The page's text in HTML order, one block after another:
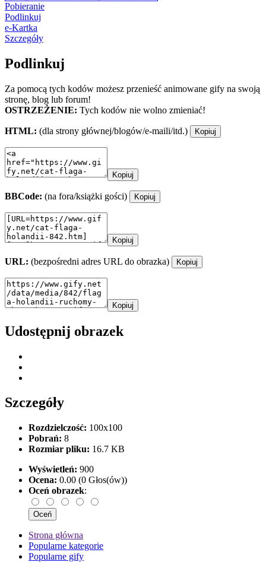
Pobieranie
Podlinkuj
e-Kartka
Szczegóły
Podlinkuj
Za pomocą tych kodów możesz przenieść animowane gify na swoją
stronę, blog lub forum!
OSTRZEŻENIE: Tych kodów nie wolno zmieniać!
HTML: (dla strony głównej/blogów/e-maili/itd.) Kopiuj
Kopiuj
BBCode: (na fora/książki gości) Kopiuj
Kopiuj
URL: (bezpośredni adres URL do obrazka) Kopiuj
Kopiuj
Udostępnij obrazek
Szczegóły
Rozdzielczość: 100x100
Pobrań: 8
Rozmiar pliku: 16.7 KB
Wyświetleń: 900
Ocena: 0.00 (0 Głos(ów))
Oceń obrazek:
Strona główna
Popularne kategorie
Popularne gify